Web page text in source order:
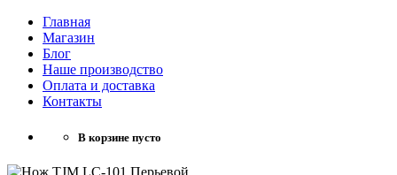
Главная
Магазин
Блог
Наше производство
Оплата и доставка
Контакты
В корзине пусто